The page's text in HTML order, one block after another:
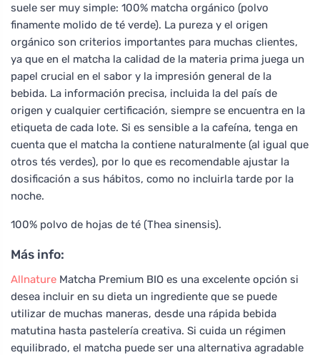
suele ser muy simple: 100% matcha orgánico (polvo
finamente molido de té verde). La pureza y el origen
orgánico son criterios importantes para muchas clientes,
ya que en el matcha la calidad de la materia prima juega un
papel crucial en el sabor y la impresión general de la
bebida. La información precisa, incluida la del país de
origen y cualquier certificación, siempre se encuentra en la
etiqueta de cada lote. Si es sensible a la cafeína, tenga en
cuenta que el matcha la contiene naturalmente (al igual que
otros tés verdes), por lo que es recomendable ajustar la
dosificación a sus hábitos, como no incluirla tarde por la
noche.
100% polvo de hojas de té (Thea sinensis).
Más info:
Allnature Matcha Premium BIO es una excelente opción si
desea incluir en su dieta un ingrediente que se puede
utilizar de muchas maneras, desde una rápida bebida
matutina hasta pastelería creativa. Si cuida un régimen
equilibrado, el matcha puede ser una alternativa agradable